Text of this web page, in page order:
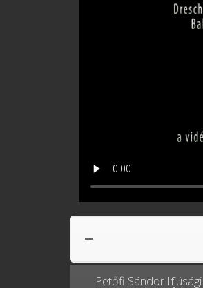
Petőfi Sándor